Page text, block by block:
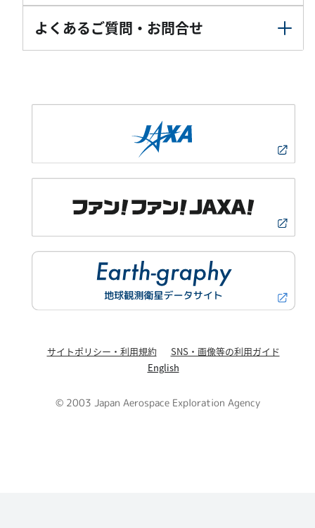
よくあるご質問・お問合せ
サイトポリシー・利用規約
SNS・画像等の利用ガイド
English
© 2003 Japan Aerospace Exploration Agency